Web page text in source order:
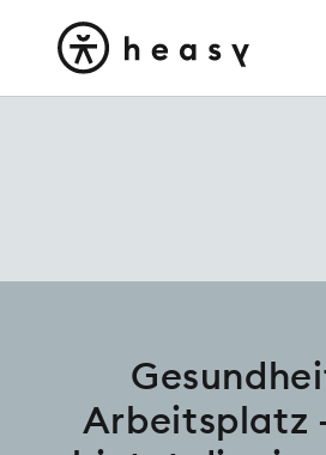
Arbeitsplatz